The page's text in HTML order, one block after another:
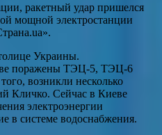
ракетный удар пришелся
мощной электростанции
Украины.
поражены ТЭЦ-5, ТЭЦ-6
возникли несколько
Кличко. Сейчас в Киеве
электроэнергии
в системе водоснабжения.